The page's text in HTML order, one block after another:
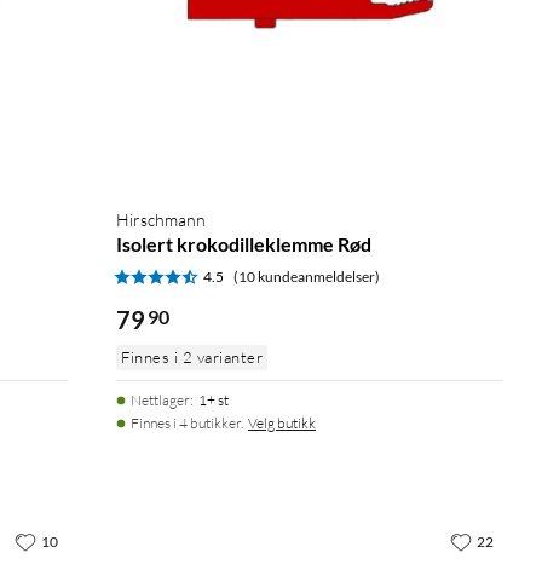
Hirschmann
Isolert krokodilleklemme Rød
4.5 (10 kundeanmeldelser)
79 90
Finnes i 2 varianter
Nettlager: 1+ st
Finnes i 4 butikker. Velg butikk
10 22